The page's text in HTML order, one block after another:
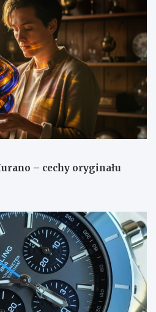
– cechy oryginału